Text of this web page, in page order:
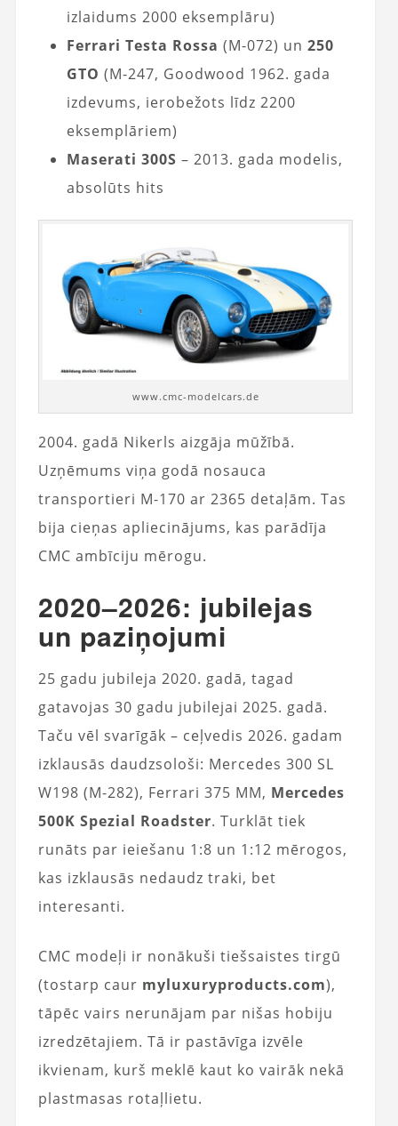
izlaidums 2000 eksemplāru)
Ferrari Testa Rossa (M-072) un 250
GTO (M-247, Goodwood 1962. gada
izdevums, ierobežots līdz 2200
eksemplāriem)
Maserati 300S – 2013. gada modelis,
absolūts hits
www.cmc-modelcars.de
2004. gadā Nikerls aizgāja mūžībā.
Uzņēmums viņa godā nosauca
transportieri M-170 ar 2365 detaļām. Tas
bija cieņas apliecinājums, kas parādīja
CMC ambīciju mērogu.
2020–2026: jubilejas
un paziņojumi
25 gadu jubileja 2020. gadā, tagad
gatavojas 30 gadu jubilejai 2025. gadā.
Taču vēl svarīgāk – ceļvedis 2026. gadam
izklausās daudzsološi: Mercedes 300 SL
W198 (M-282), Ferrari 375 MM, Mercedes
500K Spezial Roadster. Turklāt tiek
runāts par ieiešanu 1:8 un 1:12 mērogos,
kas izklausās nedaudz traki, bet
interesanti.
CMC modeļi ir nonākuši tiešsaistes tirgū
(tostarp caur myluxuryproducts.com),
tāpēc vairs nerunājam par nišas hobiju
izredzētajiem. Tā ir pastāvīga izvēle
ikvienam, kurš meklē kaut ko vairāk nekā
plastmasas rotaļlietu.